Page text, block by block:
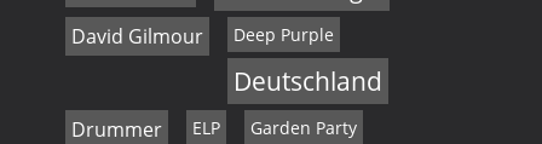
David Gilmour Deep Purple
Deutschland
Drummer ELP Garden Party